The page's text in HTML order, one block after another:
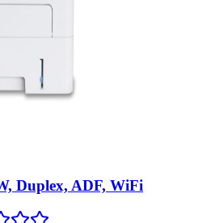
Duplex, ADF, WiFi